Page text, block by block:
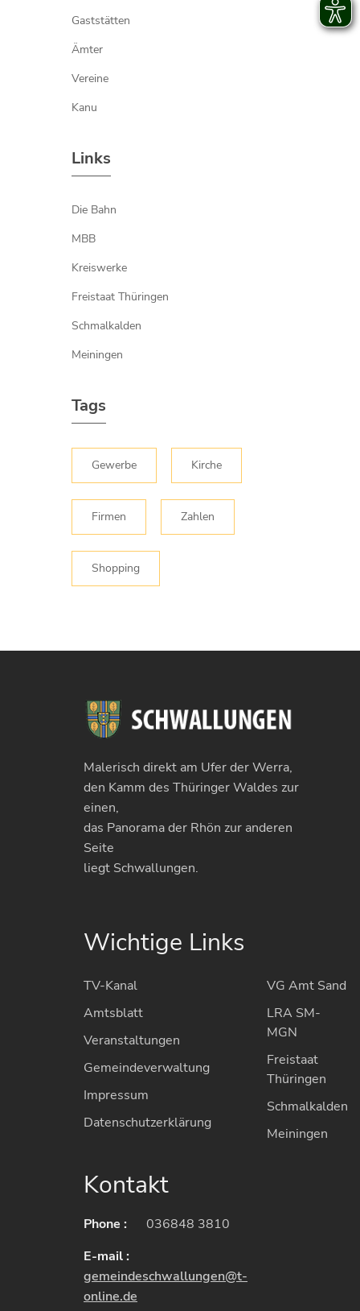
Gaststätten
Ämter
Vereine
Kanu
Links
Die Bahn
MBB
Kreiswerke
Freistaat Thüringen
Schmalkalden
Meiningen
Tags
Gewerbe Kirche
Firmen Zahlen
Shopping
Malerisch direkt am Ufer der Werra,
den Kamm des Thüringer Waldes zur
einen,
das Panorama der Rhön zur anderen
Seite
liegt Schwallungen.
Wichtige Links
TV-Kanal
Amtsblatt
Veranstaltungen
Gemeindeverwaltung
Impressum
Datenschutzerklärung
VG Amt Sand
LRA SM-
MGN
Freistaat
Thüringen
Schmalkalden
Meiningen
Kontakt
Phone :
036848 3810
E-mail :
gemeindeschwallungen@t-
online.de